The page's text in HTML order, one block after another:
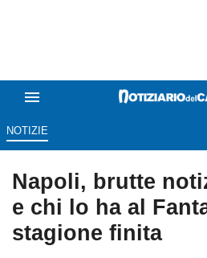
NOTIZIE
Napoli, brutte
e chi lo ha al
stagione finita